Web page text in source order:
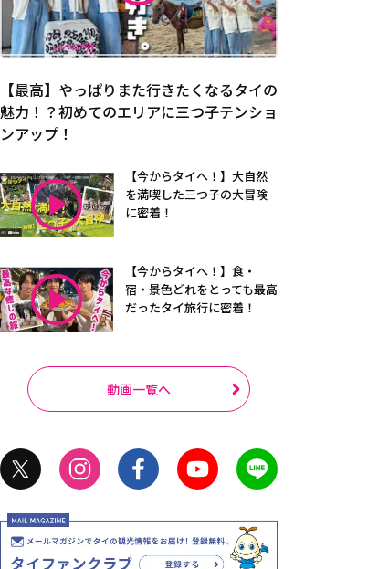
【最高】やっぱりまた行きたくなるタイの
魅力！？初めてのエリアに三つ子テンショ
ンアップ！
【今からタイへ！】大自然
を満喫した三つ子の大冒険
に密着！
【今からタイへ！】食・
宿・景色どれをとっても最高
だったタイ旅行に密着！
動画一覧へ